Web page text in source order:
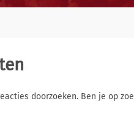
doorzoeken. Ben je op